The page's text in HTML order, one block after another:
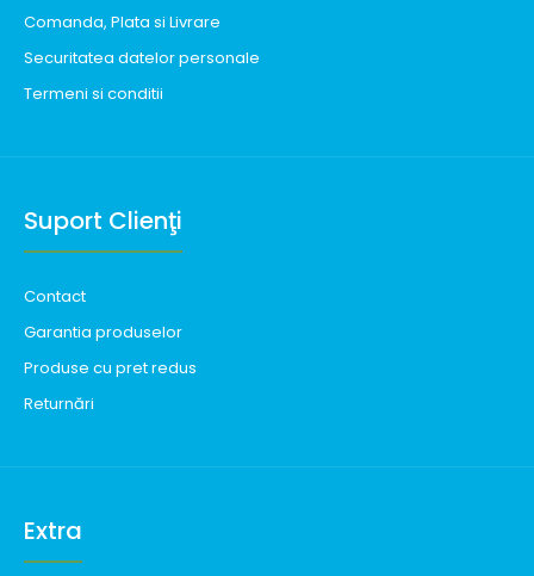
Comanda, Plata si Livrare
Securitatea datelor personale
Termeni si conditii
Suport Clienţi
Contact
Garantia produselor
Produse cu pret redus
Returnări
Extra